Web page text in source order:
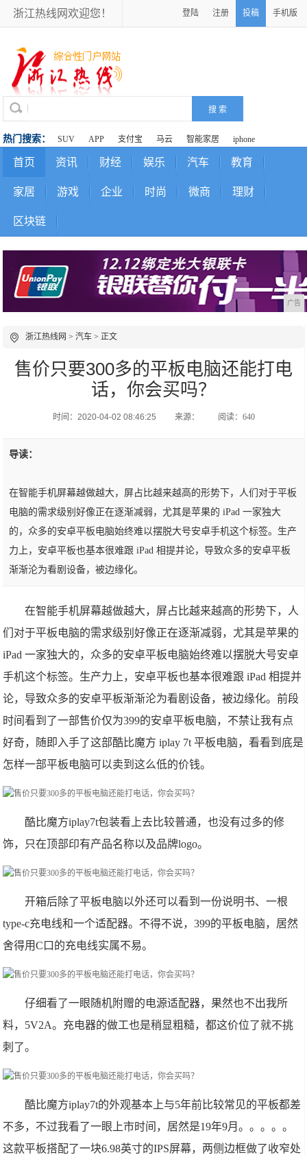
浙江热线网欢迎您！ 登陆 注册 投稿 手机版
热门搜索： SUV APP 支付宝 马云 智能家居 iphone
首页 资讯 财经 娱乐 汽车 教育
家居 游戏 企业 时尚 微商 理财
区块链
广告
浙江热线网 >汽车 > 正文
售价只要300多的平板电脑还能打电
话，你会买吗？
时间：2020-04-02 08:46:25 来源： 阅读：640
导读：
在智能手机屏幕越做越大，屏占比越来越高的形势下，人们对于平板
电脑的需求级别好像正在逐渐减弱，尤其是苹果的 iPad 一家独大
的，众多的安卓平板电脑始终难以摆脱大号安卓手机这个标签。生产
力上，安卓平板也基本很难跟 iPad 相提并论，导致众多的安卓平板
渐渐沦为看剧设备，被边缘化。
在智能手机屏幕越做越大，屏占比越来越高的形势下，人
们对于平板电脑的需求级别好像正在逐渐减弱，尤其是苹果的
iPad 一家独大的，众多的安卓平板电脑始终难以摆脱大号安卓
手机这个标签。生产力上，安卓平板也基本很难跟 iPad 相提并
论，导致众多的安卓平板渐渐沦为看剧设备，被边缘化。前段
时间看到了一部售价仅为399的安卓平板电脑，不禁让我有点
好奇，随即入手了这部酷比魔方 iplay 7t 平板电脑，看看到底是
怎样一部平板电脑可以卖到这么低的价钱。
酷比魔方iplay7t包装看上去比较普通，也没有过多的修
饰，只在顶部印有产品名称以及品牌logo。
开箱后除了平板电脑以外还可以看到一份说明书、一根
type-c充电线和一个适配器。不得不说，399的平板电脑，居然
舍得用C口的充电线实属不易。
仔细看了一眼随机附赠的电源适配器，果然也不出我所
料，5V2A。充电器的做工也是稍显粗糙，都这价位了就不挑
刺了。
酷比魔方iplay7t的外观基本上与5年前比较常见的平板都差
不多，不过我看了一眼上市时间，居然是19年9月。。。。。
这款平板搭配了一块6.98英寸的IPS屏幕，两侧边框做了收窄处